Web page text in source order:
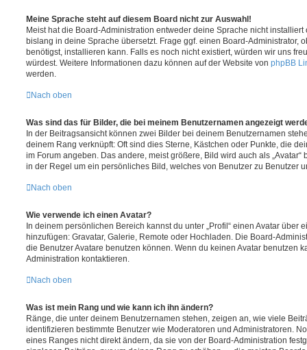
Meine Sprache steht auf diesem Board nicht zur Auswahl!
Meist hat die Board-Administration entweder deine Sprache nicht
bislang in deine Sprache übersetzt. Frage ggf. einen Board-Administrator,
benötigst, installieren kann. Falls es noch nicht existiert, würden wir uns
würdest. Weitere Informationen dazu können auf der Website von phpBB
werden.
Nach oben
Was sind das für Bilder, die bei meinem Benutzernamen angezeigt
In der Beitragsansicht können zwei Bilder bei deinem Benutzernamen
deinem Rang verknüpft: Oft sind dies Sterne, Kästchen oder Punkte, die
im Forum angeben. Das andere, meist größere, Bild wird auch als
in der Regel um ein persönliches Bild, welches von Benutzer zu Benutzer
Nach oben
Wie verwende ich einen Avatar?
In deinem persönlichen Bereich kannst du unter „Profil“ einen Avatar über
hinzufügen: Gravatar, Galerie, Remote oder Hochladen. Die Board-
die Benutzer Avatare benutzen können. Wenn du keinen Avatar benutzen
Administration kontaktieren.
Nach oben
Was ist mein Rang und wie kann ich ihn ändern?
Ränge, die unter deinem Benutzernamen stehen, zeigen an, wie viele
identifizieren bestimmte Benutzer wie Moderatoren und Administratoren.
eines Ranges nicht direkt ändern, da sie von der Board-Administration